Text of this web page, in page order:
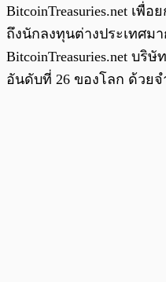
BitcoinTreasuries.net เพื่
ถึงนักลงทุนต่างประเทศ
BitcoinTreasuries.net บ
อันดับที่ 26 ของโลก ด้วยจ